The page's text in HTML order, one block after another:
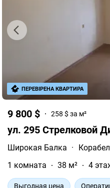
9 800 $ 258 $ за м²
ул. 295 Стрелковой
Широкая Балка ·
1 комната
38 м² 4
Выгодная цена
ПЕРЕВІРЕНА КВАРТИРА